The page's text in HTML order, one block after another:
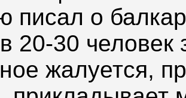
писал о
20-30 человек
жалуется,